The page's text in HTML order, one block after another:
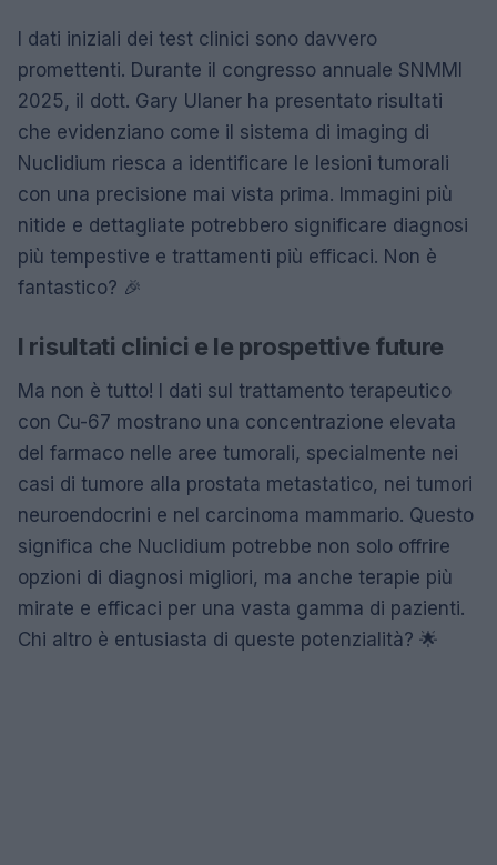
I dati iniziali dei test clinici sono davvero
promettenti. Durante il congresso annuale SNMMI
2025, il dott. Gary Ulaner ha presentato risultati
che evidenziano come il sistema di imaging di
Nuclidium riesca a identificare le lesioni tumorali
con una precisione mai vista prima. Immagini più
nitide e dettagliate potrebbero significare diagnosi
più tempestive e trattamenti più efficaci. Non è
fantastico? 🎉
I risultati clinici e le prospettive future
Ma non è tutto! I dati sul trattamento terapeutico
con Cu-67 mostrano una concentrazione elevata
del farmaco nelle aree tumorali, specialmente nei
casi di tumore alla prostata metastatico, nei tumori
neuroendocrini e nel carcinoma mammario. Questo
significa che Nuclidium potrebbe non solo offrire
opzioni di diagnosi migliori, ma anche terapie più
mirate e efficaci per una vasta gamma di pazienti.
Chi altro è entusiasta di queste potenzialità? 🌟